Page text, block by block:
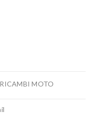
RICAMBI MOTO